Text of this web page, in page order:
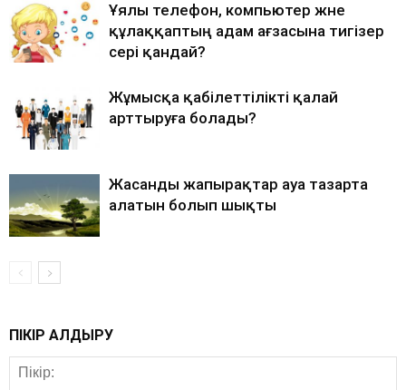
Ұялы телефон, компьютер және
құлаққаптың адам ағзасына тигізер
әсері қандай?
Жұмысқа қабілеттілікті қалай
арттыруға болады?
Жасанды жапырақтар ауа тазарта
алатын болып шықты
ПІКІР ҚАЛДЫРУ